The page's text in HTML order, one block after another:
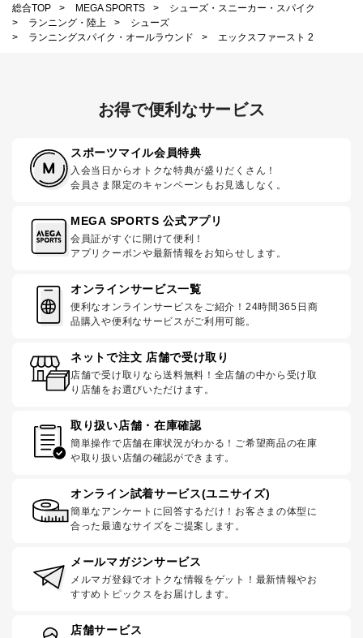
総合TOP
> MEGA SPORTS >
シューズ・スニーカー・スパイク
>
ランニング・陸上 >
シューズ
>
ランニングスパイク・オールラウンド > エックスファースト 2
お得で便利なサービス
スポーツマイル会員特典
入会当日からオトクな特典が盛りだくさん！
会員さま限定のキャンペーンもお見逃しなく。
MEGA SPORTS 公式アプリ
会員証がすぐに開けて便利！
アプリクーポンや最新情報をお知らせします。
オンラインサービス一覧
便利なオンラインサービスをご紹介！24時間365日商
品購入や便利なサービスがご利用可能。
ネットで注文 店舗で受け取り
店舗で受け取りなら送料無料！全店舗の中から受け取
り店舗をお選びいただけます。
取り扱い店舗・在庫確認
簡単操作で店舗在庫状況がわかる！ご希望商品の在庫
や取り扱い店舗の確認ができます。
オンライン試着サービス(ユニサイズ)
簡単なアンケートに回答するだけ！お客さまの体型に
合った最適なサイズをご提案します。
メールマガジンサービス
メルマガ登録でオトクな情報をゲット！最新情報やお
すすめトピックスをお届けします。
店舗サービス